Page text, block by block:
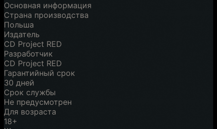
Основная информация
Страна производства
Польша
Издатель
CD Project RED
Разработчик
CD Project RED
Гарантийный срок
30 дней
Срок службы
Не предусмотрен
Для возраста
18+